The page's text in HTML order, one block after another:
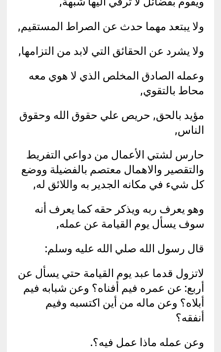
ولا يبتعد مهما حدث عن الصراط المستقيم,
ولا يشرد عن الحقائق التي لابد من التزامها,
وعمله الصادق المخلص الذي لا هوي معه
محاط بالتقوي,
مؤيد بالحق, حريص علي حقوق الله وحقوق
الناس,
حارس لشتي الأعمال من دواعي التفريط
والتقصير والاهمال معتصم بالفضيلة ووضع
كل شيء في مكانه الجدير به واللائق له,
وهو يعرف ربه ويذكر حقه كما يعرف أنه
سوف يسأل يوم القيامة عن عمله,
قال رسول الله صلي الله عليه وسلم:
لاتزول قدما عبد يوم القيامة حتي يسأل عن
أربع: عن عمره فيم أفناه؟ وعن شبابه فيم
أبلاه؟ وعن ماله من أين اكتسبه وفيم
أنفقه؟
وعن عمله ماذا عمل فيه؟.